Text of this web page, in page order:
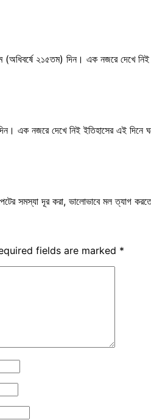
২১৫তম) দিন। এক নজরে দেখে
এক নজরে দেখে নিই ইতিহাসের এই দিনে
সমস্যা দূর করা, ভালোভাবে মল ত্যাগ
fields are marked *